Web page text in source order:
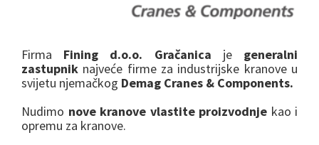
k
a
Firma Fining d.o.o. Gračanica je generalni
zastupnik najveće firme za industrijske kranove u
svijetu njemačkog Demag Cranes & Components.
Nudimo nove kranove vlastite proizvodnje kao i
opremu za kranove.